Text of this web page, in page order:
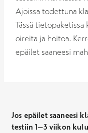
Ajoissa todettuna
Tässä
oireita ja hoitoa.
epäilet saaneesi
Jos epäilet saaneesi
testiin 1–3 viikon